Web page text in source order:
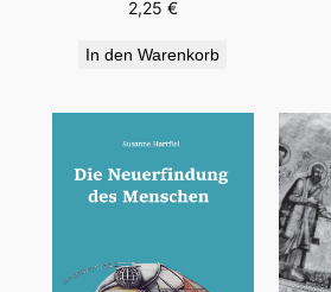
2,25 €
In den Warenkorb